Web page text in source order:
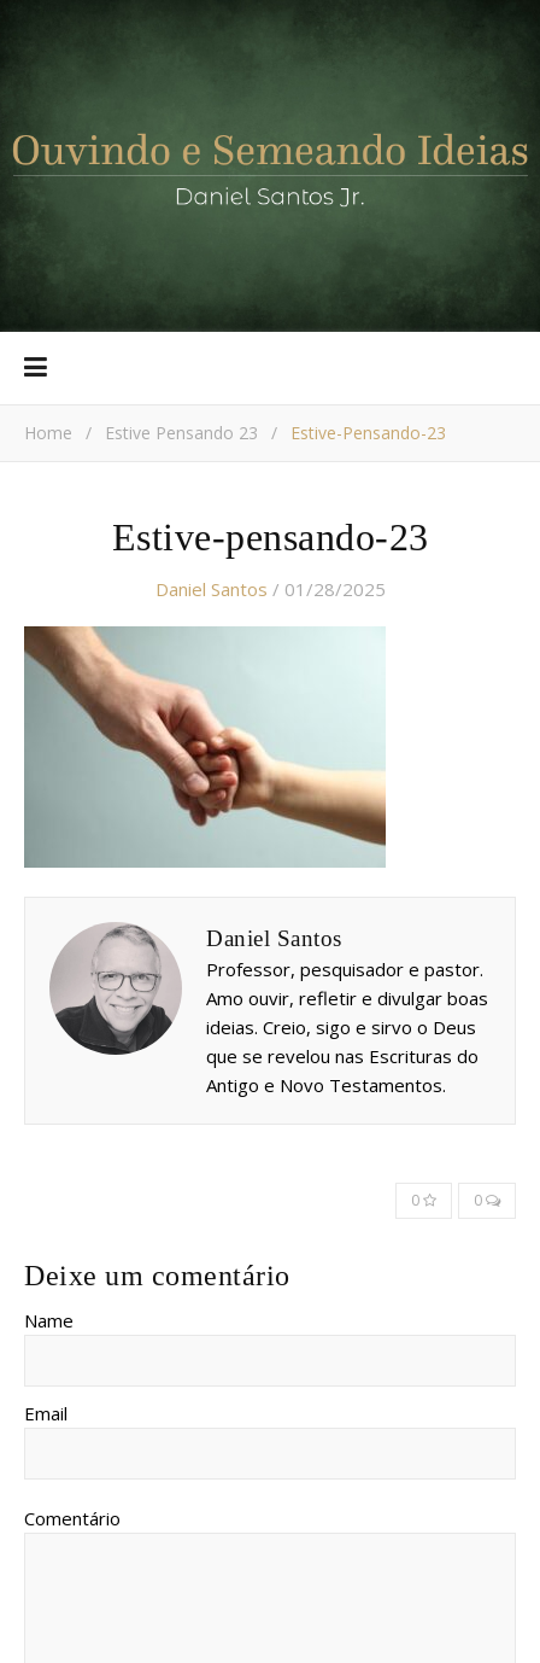
Home / Estive Pensando 23 / Estive-Pensando-23
Estive-pensando-23
Daniel Santos / 01/28/2025
Daniel Santos
Professor, pesquisador e pastor.
Amo ouvir, refletir e divulgar boas
ideias. Creio, sigo e sirvo o Deus
que se revelou nas Escrituras do
Antigo e Novo Testamentos.
0 0
Deixe um comentário
Name
Email
Comentário